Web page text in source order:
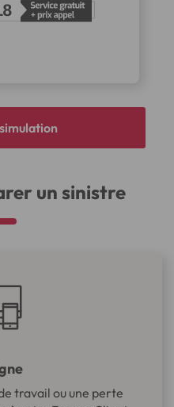
un sinistre
travail ou une perte